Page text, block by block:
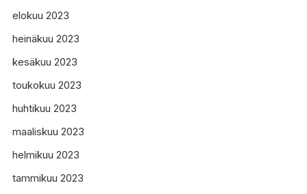
elokuu 2023
heinäkuu 2023
kesäkuu 2023
toukokuu 2023
huhtikuu 2023
maaliskuu 2023
helmikuu 2023
tammikuu 2023